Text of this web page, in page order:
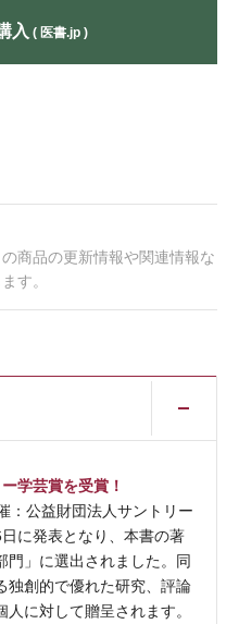
入 ( 医書.jp )
商品の更新情報や関連情報な
す。
学芸賞を受賞！
：公益財団法人サントリー
に発表となり、本書の著
門」に選出されました。同
独創的で優れた研究、評論
に対して贈呈されます。